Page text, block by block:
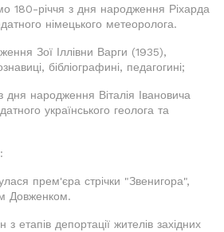
180-річчя з дня народження Ріхарда
німецького метеоролога.
Зої Іллівни Варги (1935),
бібліографині, педагогині;
дня народження Віталія Івановича
українського геолога та
прем'єра стрічки "Звенигора",
Довженком.
етапів депортації жителів західних